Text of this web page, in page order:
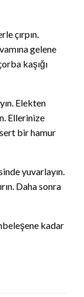
çırpın.
gelene
kaşığı
Elekten
Ellerinize
bir hamur
yuvarlayın.
Daha sonra
kadar